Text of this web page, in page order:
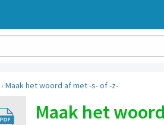
› Maak het woord af met -s- of -z-
Maak het